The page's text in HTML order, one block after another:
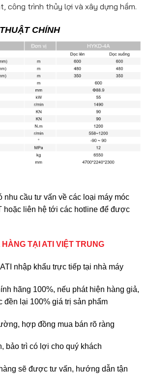
công trình thủy lợi và xây dựng hầm.
CHÍNH
nhu cầu tư vấn về các loại máy móc
hoặc liên hệ tới các hotline để được
TẠI ATI VIỆT TRUNG
nhập khẩu trực tiếp tại nhà máy
hãng 100%, nếu phát hiện hàng giả,
đền lại 100% giá trị sản phẩm
hợp đồng mua bán rõ ràng
bảo trì có lợi cho quý khách
sẽ được tư vấn, hướng dẫn tận